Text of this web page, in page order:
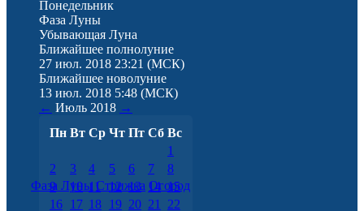
Понедельник
Фаза Луны
Убывающая Луна
Ближайшее полнолуние
27 июл. 2018 23:21 (МСК)
Ближайшее новолуние
13 июл. 2018 5:48 (МСК)
← Июль 2018 →
Пн Вт Ср Чт Пт Сб Вс
1
2
3 4 5 6 7
8
9
10 11 12 13 14 15
16 17 18 19 20 21
22
Фаза Луны Стрижка Огород